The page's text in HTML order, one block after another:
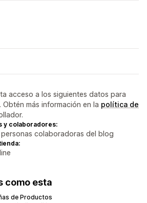
acceso a los siguientes datos para
más información en la política de
y colaboradores:
colaboradoras del blog
como esta
de Productos